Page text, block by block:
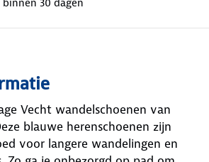
Vecht wandelschoenen van
blauwe herenschoenen zijn
voor langere wandelingen en